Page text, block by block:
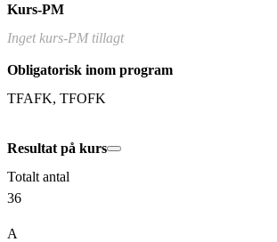
Kurs-PM
Inget kurs-PM tillagt
Obligatorisk inom program
TFAFK, TFOFK
Resultat på kurs
Totalt antal
36
A